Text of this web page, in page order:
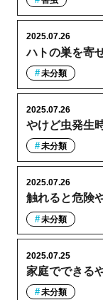
ハトの巣を寄
2025.07.26
未分類
やけど虫発生
2025.07.26
未分類
触れると危険
2025.07.26
未分類
家庭でできる
2025.07.25
未分類